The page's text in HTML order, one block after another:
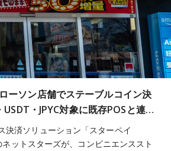
ーソン店舗でステーブルコイン決
USDT・JPYC対象に既存POSと連…
決済ソリューション「スターペイ
ネットスターズが、コンビニエンススト